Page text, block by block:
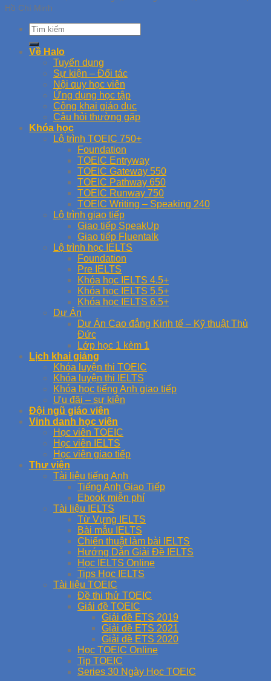
Hồ Chí Minh
Về Halo
Tuyển dụng
Sự kiện – Đối tác
Nội quy học viên
Ứng dụng học tập
Công khai giáo dục
Câu hỏi thường gặp
Khóa học
Lộ trình TOEIC 750+
Foundation
TOEIC Entryway
TOEIC Gateway 550
TOEIC Pathway 650
TOEIC Runway 750
TOEIC Writing – Speaking 240
Lộ trình giao tiếp
Giao tiếp SpeakUp
Giao tiếp Fluentalk
Lộ trình học IELTS
Foundation
Pre IELTS
Khóa học IELTS 4.5+
Khóa học IELTS 5.5+
Khóa học IELTS 6.5+
Dự Án
Dự Án Cao đẳng Kinh tế – Kỹ thuật Thủ
Đức
Lớp học 1 kèm 1
Lịch khai giảng
Khóa luyện thi TOEIC
Khóa luyện thi IELTS
Khóa học tiếng Anh giao tiếp
Ưu đãi – sự kiện
Đội ngũ giáo viên
Vinh danh học viên
Học viên TOEIC
Học viên IELTS
Học viên giao tiếp
Thư viện
Tài liệu tiếng Anh
Tiếng Anh Giao Tiếp
Ebook miễn phí
Tài liệu IELTS
Từ Vựng IELTS
Bài mẫu IELTS
Chiến thuật làm bài IELTS
Hướng Dẫn Giải Đề IELTS
Học IELTS Online
Tips Học IELTS
Tài liệu TOEIC
Đề thi thử TOEIC
Giải đề TOEIC
Giải đề ETS 2019
Giải đề ETS 2021
Giải đề ETS 2020
Học TOEIC Online
Tip TOEIC
Series 30 Ngày Học TOEIC